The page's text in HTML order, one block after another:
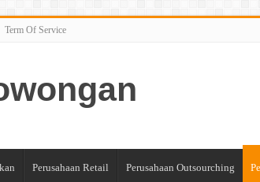
Term Of Service
Perusahaan Retail Perusahaan Outsourching